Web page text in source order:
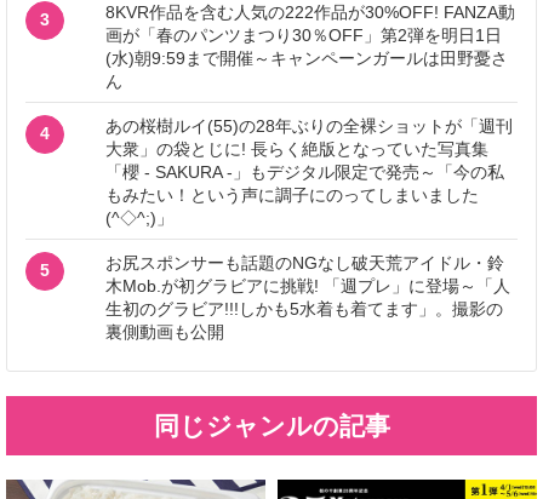
3
8KVR作品を含む人気の222作品が30%OFF! FANZA動
画が「春のパンツまつり30％OFF」第2弾を明日1日
(水)朝9:59まで開催～キャンペーンガールは田野憂さ
ん
4
あの桜樹ルイ(55)の28年ぶりの全裸ショットが「週刊
大衆」の袋とじに! 長らく絶版となっていた写真集
「櫻 - SAKURA -」もデジタル限定で発売～「今の私
もみたい！という声に調子にのってしまいました
(^◇^;)」
5
お尻スポンサーも話題のNGなし破天荒アイドル・鈴
木Mob.が初グラビアに挑戦! 「週プレ」に登場～「人
生初のグラビア!!!しかも5水着も着てます」。撮影の
裏側動画も公開
同じジャンルの記事